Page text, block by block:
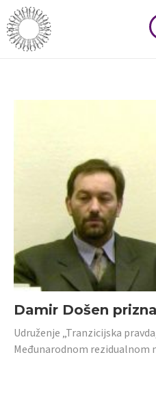
Damir Došen
Udruženje „Tranzicijska
Međunarodnom rezidualnom